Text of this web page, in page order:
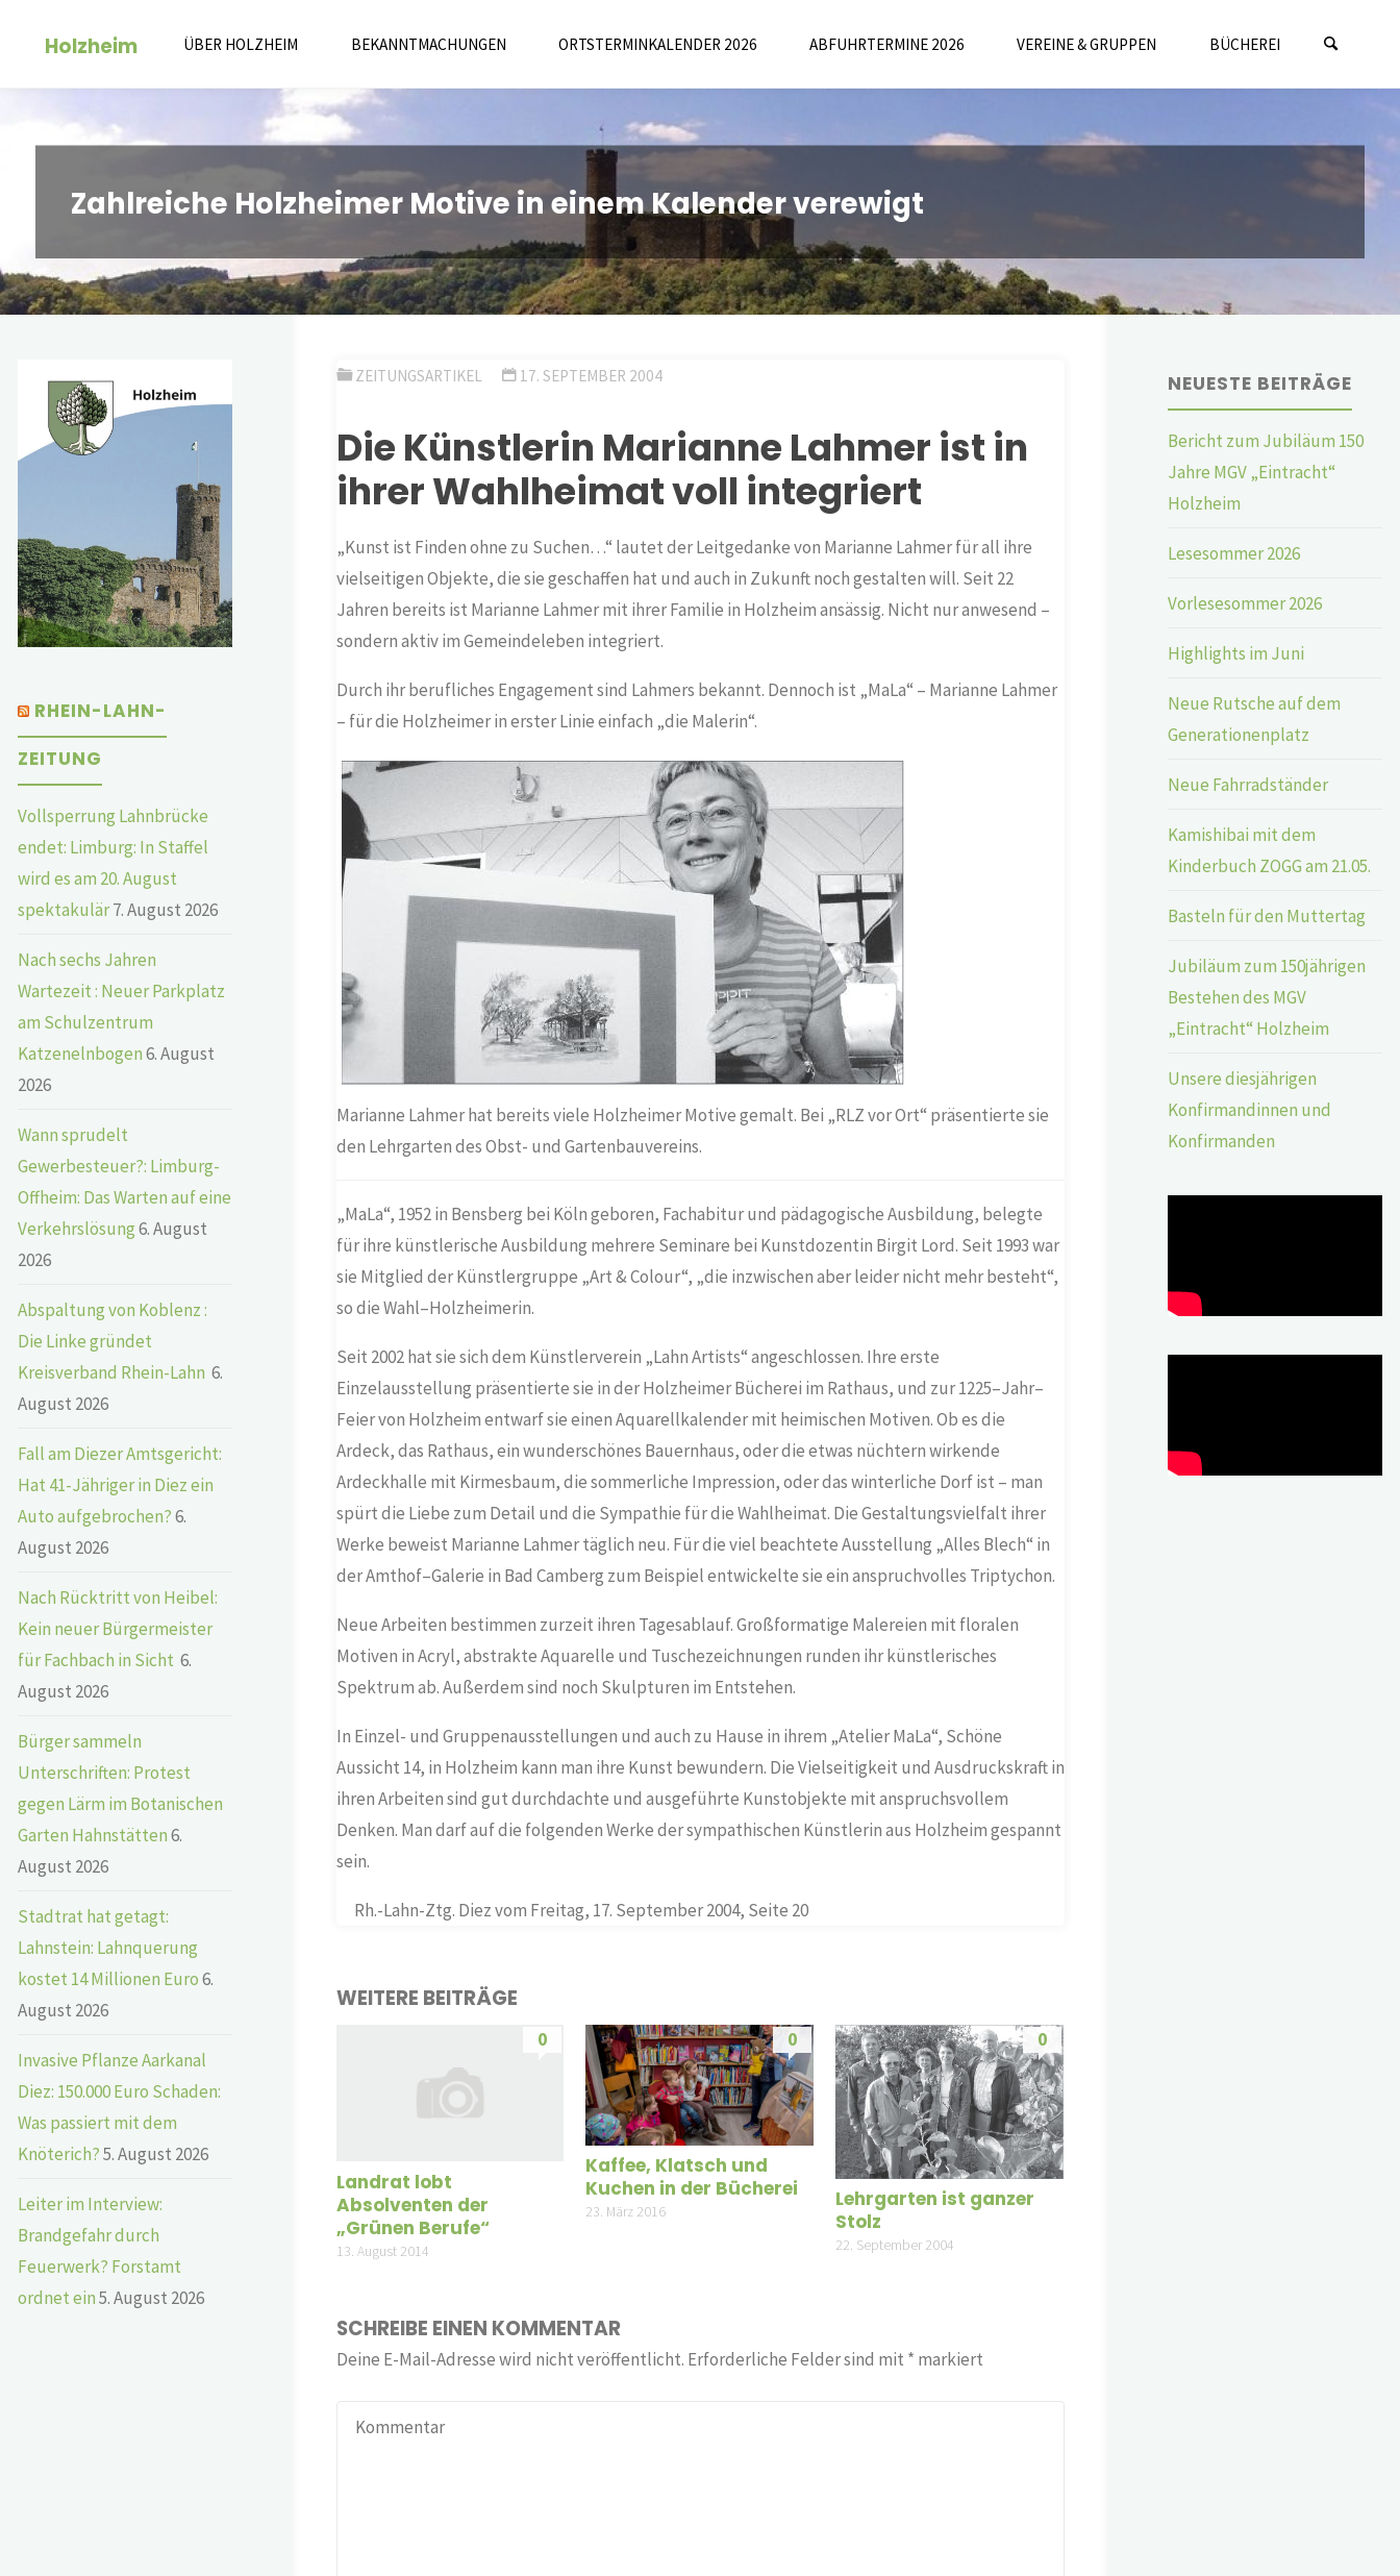
Holzheim ÜBER HOLZHEIM BEKANNTMACHUNGEN ORTSTERMINKALENDER 2026 ABFUHRTERMINE 2026 VEREINE & GRUPPEN BÜCHEREI
Zahlreiche Holzheimer Motive in einem Kalender verewigt
ZEITUNGSARTIKEL 17. SEPTEMBER 2004
Die Künstlerin Marianne Lahmer ist in
ihrer Wahlheimat voll integriert
„Kunst ist Finden ohne zu Suchen…“ lautet der Leitgedanke von Marianne Lahmer für all ihre
vielseitigen Objekte, die sie geschaffen hat und auch in Zukunft noch gestalten will. Seit 22
Jahren bereits ist Marianne Lahmer mit ihrer Familie in Holzheim ansässig. Nicht nur anwesend –
sondern aktiv im Gemeindeleben integriert.
Durch ihr berufliches Engagement sind Lahmers bekannt. Dennoch ist „MaLa“ – Marianne Lahmer
– für die Holzheimer in erster Linie einfach „die Malerin“.
Marianne Lahmer hat bereits viele Holzheimer Motive gemalt. Bei „RLZ vor Ort“ präsentierte sie
den Lehrgarten des Obst- und Gartenbauvereins.
„MaLa“, 1952 in Bensberg bei Köln geboren, Fachabitur und pädagogische Ausbildung, belegte
für ihre künstlerische Ausbildung mehrere Seminare bei Kunstdozentin Birgit Lord. Seit 1993 war
sie Mitglied der Künstlergruppe „Art & Colour“, „die inzwischen aber leider nicht mehr besteht“,
so die Wahl–Holzheimerin.
Seit 2002 hat sie sich dem Künstlerverein „Lahn Artists“ angeschlossen. Ihre erste
Einzelausstellung präsentierte sie in der Holzheimer Bücherei im Rathaus, und zur 1225–Jahr–
Feier von Holzheim entwarf sie einen Aquarellkalender mit heimischen Motiven. Ob es die
Ardeck, das Rathaus, ein wunderschönes Bauernhaus, oder die etwas nüchtern wirkende
Ardeckhalle mit Kirmesbaum, die sommerliche Impression, oder das winterliche Dorf ist – man
spürt die Liebe zum Detail und die Sympathie für die Wahlheimat. Die Gestaltungsvielfalt ihrer
Werke beweist Marianne Lahmer täglich neu. Für die viel beachtete Ausstellung „Alles Blech“ in
der Amthof–Galerie in Bad Camberg zum Beispiel entwickelte sie ein anspruchvolles Triptychon.
Neue Arbeiten bestimmen zurzeit ihren Tagesablauf. Großformatige Malereien mit floralen
Motiven in Acryl, abstrakte Aquarelle und Tuschezeichnungen runden ihr künstlerisches
Spektrum ab. Außerdem sind noch Skulpturen im Entstehen.
In Einzel- und Gruppenausstellungen und auch zu Hause in ihrem „Atelier MaLa“, Schöne
Aussicht 14, in Holzheim kann man ihre Kunst bewundern. Die Vielseitigkeit und Ausdruckskraft in
ihren Arbeiten sind gut durchdachte und ausgeführte Kunstobjekte mit anspruchsvollem
Denken. Man darf auf die folgenden Werke der sympathischen Künstlerin aus Holzheim gespannt
sein.
Rh.-Lahn-Ztg. Diez vom Freitag, 17. September 2004, Seite 20
WEITERE BEITRÄGE
0
Landrat lobt
Absolventen der
„Grünen Berufe“
13. August 2014
0
Kaffee, Klatsch und
Kuchen in der Bücherei
23. März 2016
0
Lehrgarten ist ganzer
Stolz
22. September 2004
SCHREIBE EINEN KOMMENTAR
Deine E-Mail-Adresse wird nicht veröffentlicht. Erforderliche Felder sind mit * markiert
RHEIN-LAHN-
ZEITUNG
Vollsperrung Lahnbrücke
endet: Limburg: In Staffel
wird es am 20. August
spektakulär7. August 2026
Nach sechs Jahren
Wartezeit : Neuer Parkplatz
am Schulzentrum
Katzenelnbogen6. August
2026
Wann sprudelt
Gewerbesteuer?: Limburg-
Offheim: Das Warten auf eine
Verkehrslösung6. August
2026
Abspaltung von Koblenz :
Die Linke gründet
Kreisverband Rhein-Lahn 6.
August 2026
Fall am Diezer Amtsgericht:
Hat 41-Jähriger in Diez ein
Auto aufgebrochen?6.
August 2026
Nach Rücktritt von Heibel:
Kein neuer Bürgermeister
für Fachbach in Sicht 6.
August 2026
Bürger sammeln
Unterschriften: Protest
gegen Lärm im Botanischen
Garten Hahnstätten6.
August 2026
Stadtrat hat getagt:
Lahnstein: Lahnquerung
kostet 14 Millionen Euro6.
August 2026
Invasive Pflanze Aarkanal
Diez: 150.000 Euro Schaden:
Was passiert mit dem
Knöterich?5. August 2026
Leiter im Interview:
Brandgefahr durch
Feuerwerk? Forstamt
ordnet ein5. August 2026
NEUESTE BEITRÄGE
Bericht zum Jubiläum 150
Jahre MGV „Eintracht“
Holzheim
Lesesommer 2026
Vorlesesommer 2026
Highlights im Juni
Neue Rutsche auf dem
Generationenplatz
Neue Fahrradständer
Kamishibai mit dem
Kinderbuch ZOGG am 21.05.
Basteln für den Muttertag
Jubiläum zum 150jährigen
Bestehen des MGV
„Eintracht“ Holzheim
Unsere diesjährigen
Konfirmandinnen und
Konfirmanden